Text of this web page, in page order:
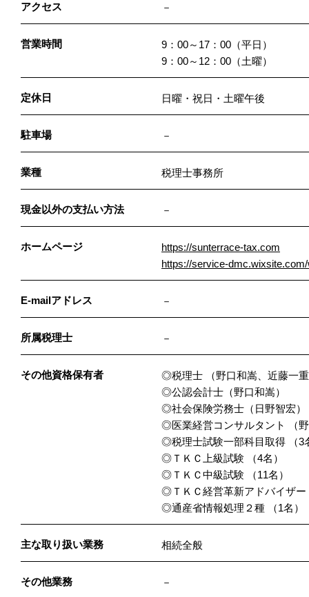
アクセス －
営業時間
9：00～17：00（平日）
9：00～12：00（土曜）
定休日 日曜・祝日・土曜午後
駐車場 －
業種 税理士事務所
現金以外の支払い方法 －
ホームページ
https://sunterrace-tax.com
https://service-
E-mailアドレス －
所属税理士 －
その他資格保有者
◎税理士 （野口和嵩、近藤一
◎公認会計士（野口和嵩）
◎社会保険労務士（日野智宏）
◎医業経営コンサルタント （
◎税理士試験一部科目取得 （3
◎ＴＫＣ上級試験 （4名）
◎ＴＫＣ中級試験 （11名）
◎ＴＫＣ経営革新アドバイザー
◎通産省情報処理２種 （1名）
主な取り扱い業務 相続全般
その他業務 －